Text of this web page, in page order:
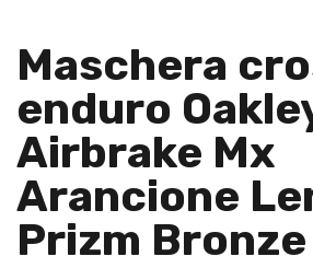
Maschera
enduro
Airbrake Mx
Arancione
Prizm Bronze